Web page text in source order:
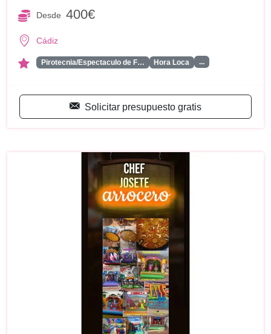
Desde 400€
Cádiz
Pirotecnia/Espectaculo de F… Hora Loca ...
Solicitar presupuesto gratis